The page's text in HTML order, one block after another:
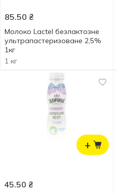
85.50 ₴
Молоко Lactel безлактозне
ультрапастеризоване 2,5%
1кг
1 кг
+
45.50 ₴